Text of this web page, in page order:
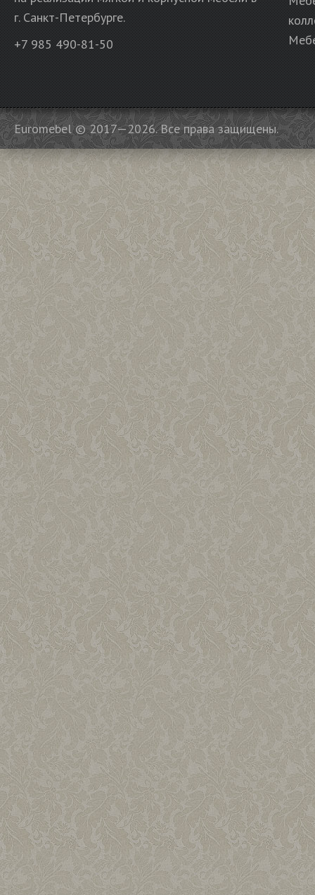
г. Санкт-Петербурге.
+7 985 490-81-50
Euromebel © 2017—2026. Все права защищены.